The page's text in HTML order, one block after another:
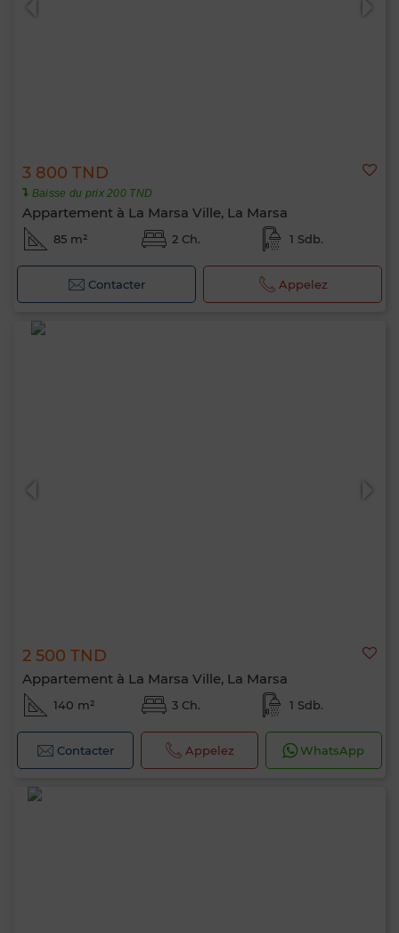
3 800 TND
Baisse du prix 200 TND
Appartement à La Marsa Ville, La Marsa
85 m² 2 Ch. 1 Sdb.
Contacter Appelez
2 500 TND
Appartement à La Marsa Ville, La Marsa
140 m² 3 Ch. 1 Sdb.
Contacter Appelez WhatsApp